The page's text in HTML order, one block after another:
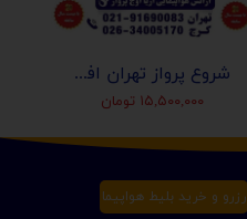
شروع پرواز تهران افغانستان (کابل-مزارشریف-هرات-قندهار)
۱۵,۵۰۰,۰۰۰ تومان
رزرو و خرید بلیط هواپیما